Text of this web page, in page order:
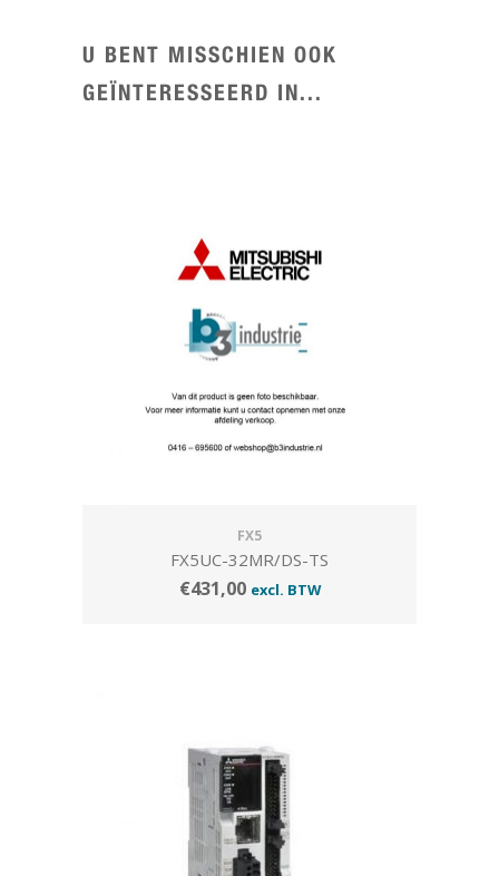
U BENT MISSCHIEN OOK
GEÏNTERESSEERD IN...
FX5
FX5UC-32MR/DS-TS
€431,00 excl. BTW